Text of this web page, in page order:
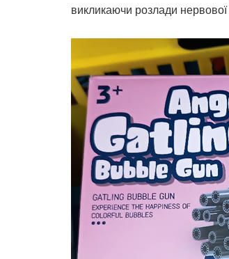
викликаючи розлади